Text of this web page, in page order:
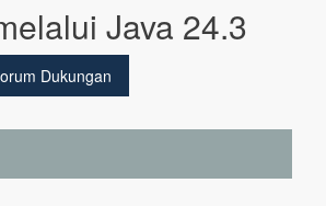
Java 24.3
Dukungan